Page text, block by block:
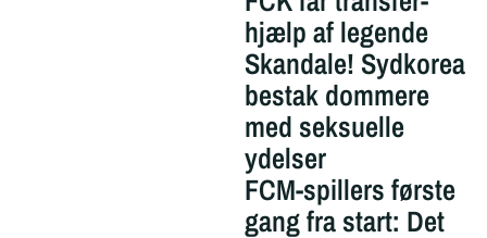
hjælp af legende
Skandale! Sydkorea
bestak dommere
med seksuelle
ydelser
FCM-spillers første
gang fra start: Det